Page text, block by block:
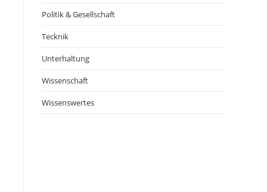
Politik & Gesellschaft
Tecknik
Unterhaltung
Wissenschaft
Wissenswertes